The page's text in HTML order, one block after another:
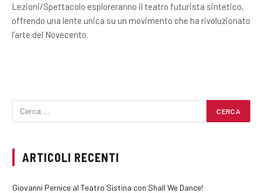
Lezioni/Spettacolo esploreranno il teatro futurista sintetico,
offrendo una lente unica su un movimento che ha rivoluzionato
l’arte del Novecento.
ARTICOLI RECENTI
Giovanni Pernice al Teatro Sistina con Shall We Dance!